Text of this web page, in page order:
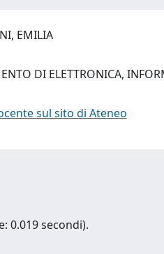
EMILIA
DI ELETTRONICA,
sul sito di Ateneo
0.019 secondi).